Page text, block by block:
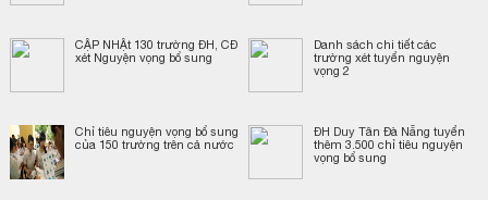
CẬP NHẬt 130 trường ĐH, CĐ
xét Nguyện vọng bổ sung
Danh sách chi tiết các
trường xét tuyển nguyện
vọng 2
Chỉ tiêu nguyện vọng bổ sung
của 150 trường trên cả nước
ĐH Duy Tân Đà Nẵng tuyển
thêm 3.500 chỉ tiêu nguyện
vọng bổ sung